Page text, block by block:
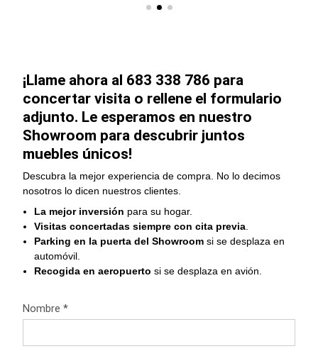
¡Llame ahora al 683 338 786 para
concertar visita o rellene el formulario
adjunto. Le esperamos en nuestro
Showroom para descubrir juntos
muebles únicos!
Descubra la mejor experiencia de compra. No lo decimos
nosotros lo dicen nuestros clientes.
La mejor inversión para su hogar.
Visitas concertadas siempre con cita previa
Parking en la puerta del Showroom si se desplaza en
automóvil.
Recogida en aeropuerto si se desplaza en avión.
Nombre *